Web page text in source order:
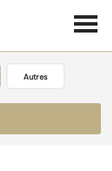
Autres